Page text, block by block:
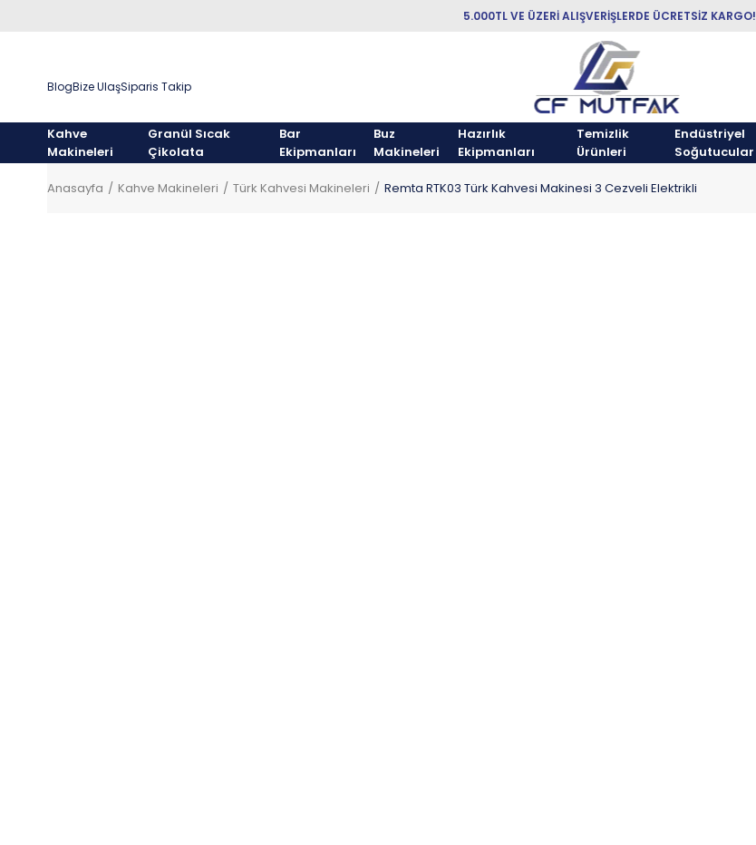
5.000TL VE ÜZERİ ALIŞVERİŞLERDE ÜCRETSİZ KARGO!
BlogBize UlaşSiparis Takip
Kahve
Makineleri
Granül Sıcak
Çikolata
Bar
Ekipmanları
Buz
Makineleri
Hazırlık
Ekipmanları
Temizlik
Ürünleri
Endüstriyel
Soğutucular
Anasayfa Kahve Makineleri Türk Kahvesi Makineleri Remta RTK03 Türk Kahvesi Makinesi 3 Cezveli Elektrikli